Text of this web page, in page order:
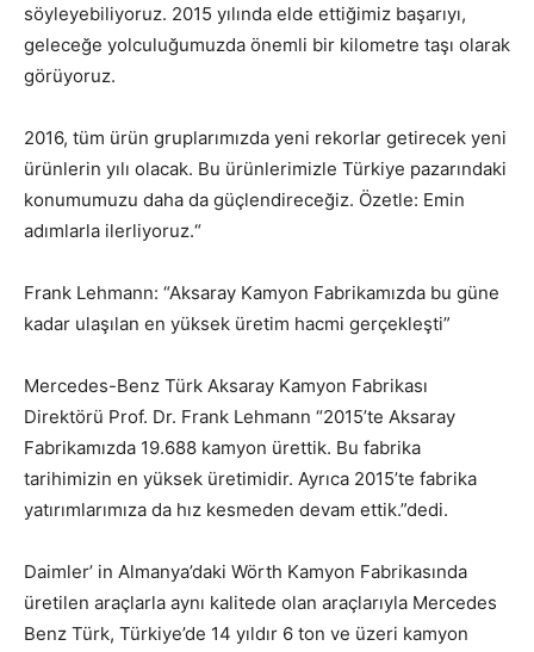
söyleyebiliyoruz. 2015 yılında elde ettiğimiz başarıyı,
geleceğe yolculuğumuzda önemli bir kilometre taşı olarak
görüyoruz.
2016, tüm ürün gruplarımızda yeni rekorlar getirecek yeni
ürünlerin yılı olacak. Bu ürünlerimizle Türkiye pazarındaki
konumumuzu daha da güçlendireceğiz. Özetle: Emin
adımlarla ilerliyoruz.“
Frank Lehmann: “Aksaray Kamyon Fabrikamızda bu güne
kadar ulaşılan en yüksek üretim hacmi gerçekleşti”
Mercedes-Benz Türk Aksaray Kamyon Fabrikası
Direktörü Prof. Dr. Frank Lehmann “2015’te Aksaray
Fabrikamızda 19.688 kamyon ürettik. Bu fabrika
tarihimizin en yüksek üretimidir. Ayrıca 2015’te fabrika
yatırımlarımıza da hız kesmeden devam ettik.”dedi.
Daimler’ in Almanya’daki Wörth Kamyon Fabrikasında
üretilen araçlarla aynı kalitede olan araçlarıyla Mercedes
Benz Türk, Türkiye’de 14 yıldır 6 ton ve üzeri kamyon